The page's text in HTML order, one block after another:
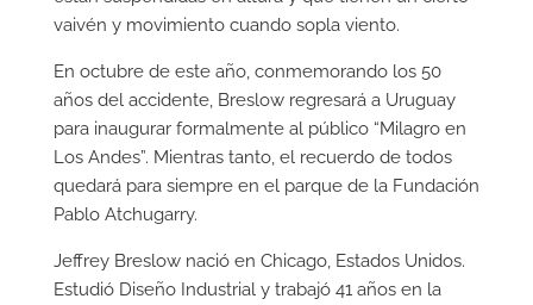
vaivén y movimiento cuando sopla viento.
En octubre de este año, conmemorando los 50
años del accidente, Breslow regresará a Uruguay
para inaugurar formalmente al público “Milagro en
Los Andes”. Mientras tanto, el recuerdo de todos
quedará para siempre en el parque de la Fundación
Pablo Atchugarry.
Jeffrey Breslow nació en Chicago, Estados Unidos.
Estudió Diseño Industrial y trabajó 41 años en la